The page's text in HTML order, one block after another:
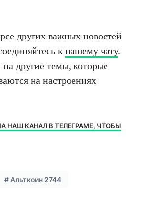
других важных новостей
к нашему чату.
другие темы, которые
на настроениях
НАШ КАНАЛ В ТЕЛЕГРАМЕ, ЧТОБЫ
# Альткоин 2744